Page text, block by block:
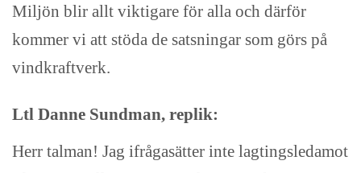
Miljön blir allt viktigare för alla och därför
kommer vi att stöda de satsningar som görs på
vindkraftverk.
Ltl Danne Sundman, replik:
Herr talman! Jag ifrågasätter inte lagtingsledamot